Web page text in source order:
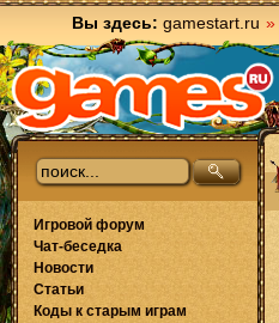
Вы здесь: gamestart.ru »
Игровой форум
Чат-беседка
Новости
Статьи
Коды к старым играм